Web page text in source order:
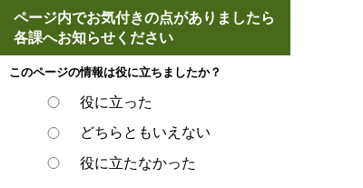
ページ内でお気付きの点がありましたら
各課へお知らせください
このページの情報は役に立ちましたか？
役に立った
どちらともいえない
役に立たなかった